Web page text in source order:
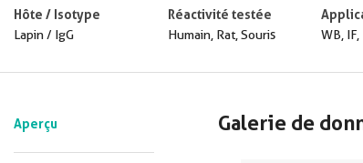
Hôte / Isotype
Lapin / IgG
Réactivité testée
Humain, Rat, Souris WB, IF,
Aperçu Galerie de